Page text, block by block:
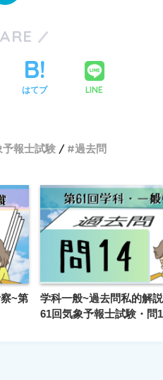
はてブ LINE
予報士試験 過去問
~第
学科一般~過去問私的解
61回気象予報士試験・問